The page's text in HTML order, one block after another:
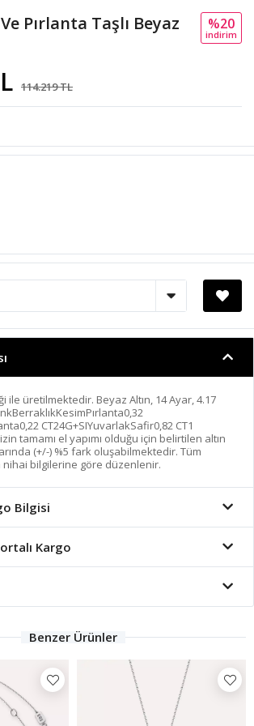
Pırlanta Taşlı Beyaz
114.219 TL
%20
i̇ndi̇ri̇m
ile üretilmektedir. Beyaz Altın, 14 Ayar, 4.17
CT24G+SIYuvarlakSafir0,82 CT1
tamamı el yapımı olduğu için belirtilen altın
(+/-) %5 fark oluşabilmektedir. Tüm
bilgilerine göre düzenlenir.
Bilgisi
Kargo
Benzer Ürünler